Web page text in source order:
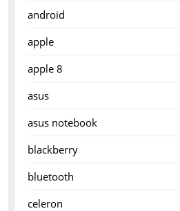
android
apple
apple 8
asus
asus notebook
blackberry
bluetooth
celeron